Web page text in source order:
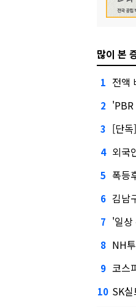
많이 본
1 전액
2 'PBR
3 [단독]'
4 외국인
5 폭등
6 김남구
7 '일
8 NH투
9 코스
10 SK실